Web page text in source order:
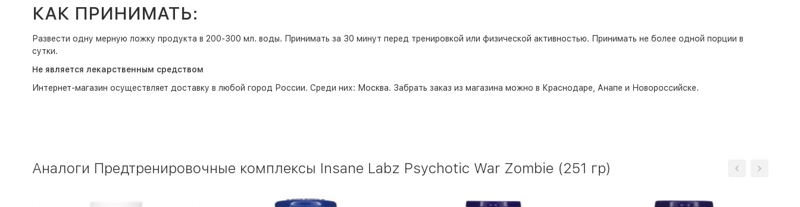
КАК ПРИНИМАТЬ:
Развести одну мерную ложку продукта в 200-300 мл. воды. Принимать за 30 минут перед тренировкой или физической активностью. Принимать не более одной порции в
сутки.
Не является лекарственным средством
Интернет-магазин осуществляет доставку в любой город России. Среди них: Москва. Забрать заказ из магазина можно в Краснодаре, Анапе и Новороссийске.
Аналоги Предтренировочные комплексы Insane Labz Psychotic War Zombie (251 гр)